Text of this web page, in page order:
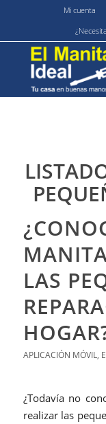
Mi cuenta
LAS
APLICACIÓN MÓVIL,
¿Todavía no
realizar las